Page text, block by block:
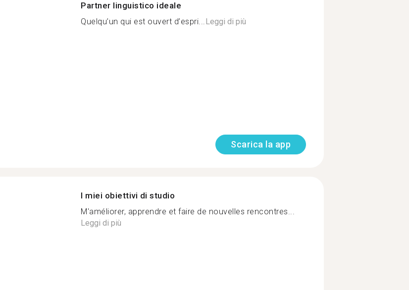
Partner linguistico ideale
Quelqu’un qui est ouvert d’espri...Leggi di più
Scarica la app
I miei obiettivi di studio
M'améliorer, apprendre et faire de nouvelles rencontres...
Leggi di più